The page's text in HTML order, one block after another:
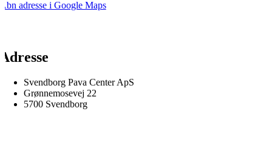
adresse i Google Maps
Svendborg Pava Center ApS
Grønnemosevej 22
5700 Svendborg